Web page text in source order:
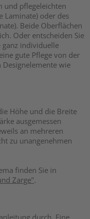
und pflegeleichten
Laminate) oder des
Beide Oberflächen
Oder entscheiden Sie
ganz individuelle
gute Pflege von der
wie
Höhe und die Breite
ausgemessen
an mehreren
zu unangenehmen
finden Sie in
Zarge".
durch. Eine